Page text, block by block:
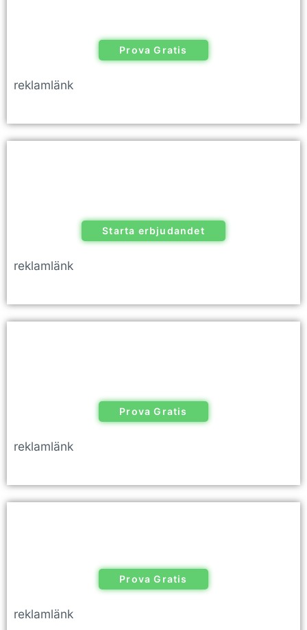
Prova Gratis
reklamlänk
Starta erbjudandet
reklamlänk
Prova Gratis
reklamlänk
Prova Gratis
reklamlänk